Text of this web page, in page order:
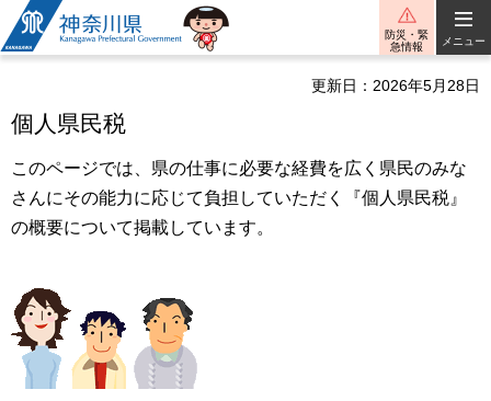
神奈川県
防災・緊
急情報
メニュー
更新日：2026年5月28日
個人県民税
このページでは、県の仕事に必要な経費を広く県民のみな
さんにその能力に応じて負担していただく『個人県民税』
の概要について掲載しています。